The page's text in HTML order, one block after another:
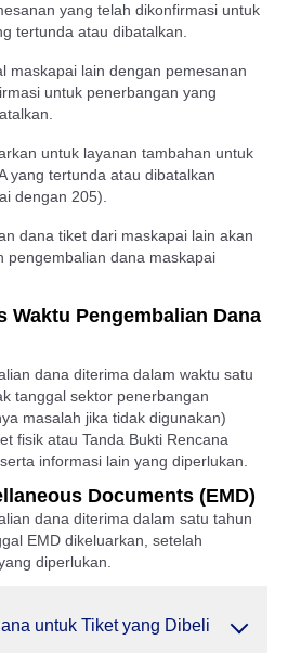
yang telah dikonfirmasi untuk
tertunda atau dibatalkan.
maskapai lain dengan pemesanan
untuk penerbangan yang
untuk layanan tambahan untuk
yang tertunda atau dibatalkan
dengan 205).
dana tiket dari maskapai lain akan
pengembalian dana maskapai
Waktu Pengembalian Dana
dana diterima dalam waktu satu
tanggal sektor penerbangan
masalah jika tidak digunakan)
fisik atau Tanda Bukti Rencana
informasi lain yang diperlukan.
Documents (EMD)
dana diterima dalam satu tahun
EMD dikeluarkan, setelah
diperlukan.
untuk Tiket yang Dibeli